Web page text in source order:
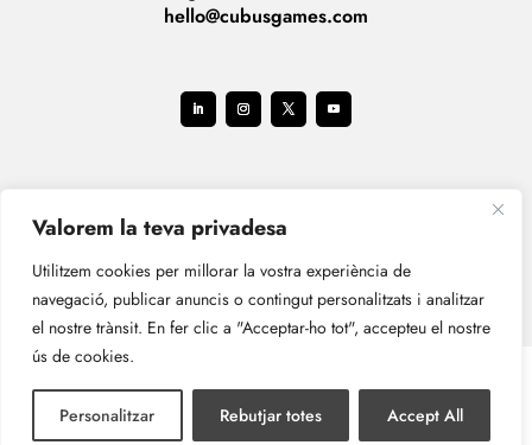
Valorem la teva privadesa
Utilitzem cookies per millorar la vostra experiència de
navegació, publicar anuncis o contingut personalitzats i analitzar
el nostre trànsit. En fer clic a "Acceptar-ho tot", accepteu el nostre
ús de cookies.
Personalitzar Rebutjar totes Accept All
hello@cubusgames.com
Avís legal Política de privacitat
Política de cookies
Política d’enviaments, devolucions i facturació